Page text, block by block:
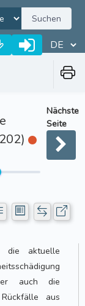
Suchen
Nächste
Seite
die aktuelle
er auch die
aus